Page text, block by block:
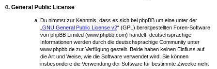
4. General Public License
Du nimmst zur Kenntnis, dass es sich bei phpBB um eine unter der
GNU General Public License v2“ (GPL) bereitgestellten Foren-Software
von phpBB Limited (www.phpbb.com) handelt; deutschsprachige
Informationen werden durch die deutschsprachige Community unter
www.phpbb.de zur Verfügung gestellt. Beide haben keinen Einfluss auf
die Art und Weise, wie die Software verwendet wird. Sie können
insbesondere die Verwendung der Software für bestimmte Zwecke nicht